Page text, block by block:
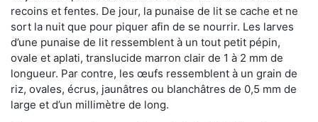
recoins et fentes. De jour, la punaise de lit se cache et ne
sort la nuit que pour piquer afin de se nourrir. Les larves
d’une punaise de lit ressemblent à un tout petit pépin,
ovale et aplati, translucide marron clair de 1 à 2 mm de
longueur. Par contre, les œufs ressemblent à un grain de
riz, ovales, écrus, jaunâtres ou blanchâtres de 0,5 mm de
large et d’un millimètre de long.